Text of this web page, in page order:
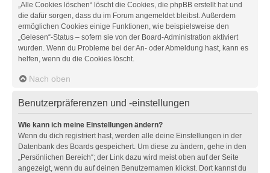
„Alle Cookies löschen“ löscht die Cookies, die phpBB erstellt hat und
die dafür sorgen, dass du im Forum angemeldet bleibst. Außerdem
ermöglichen Cookies einige Funktionen, wie beispielsweise den
„Gelesen“-Status – sofern sie von der Board-Administration aktiviert
wurden. Wenn du Probleme bei der An- oder Abmeldung hast, kann es
helfen, wenn du die Cookies löscht.
Nach oben
Benutzerpräferenzen und -einstellungen
Wie kann ich meine Einstellungen ändern?
Wenn du dich registriert hast, werden alle deine Einstellungen in der
Datenbank des Boards gespeichert. Um diese zu ändern, gehe in den
„Persönlichen Bereich“; der Link dazu wird meist oben auf der Seite
angezeigt, wenn du auf deinen Benutzernamen klickst. Dort kannst du